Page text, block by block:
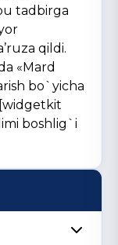
tadbirga
qildi.
«Mard
bo`yicha
boshlig`i